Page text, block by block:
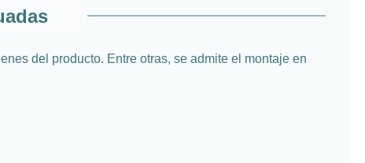
del producto. Entre otras, se admite el montaje en